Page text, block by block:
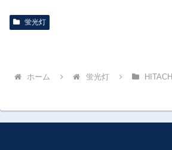
蛍光灯
ホーム 蛍光灯